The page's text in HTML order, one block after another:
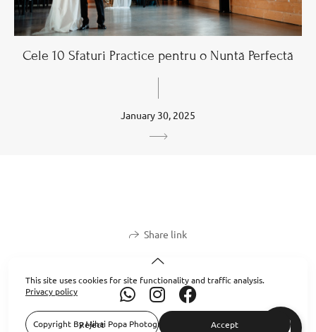
Cele 10 Sfaturi Practice pentru o Nuntă Perfectă
January 30, 2025
Share link
Copyright By Mihai Popa Photography 2026. All Rights Reserved.
This site uses cookies for site functionality and traffic analysis.
Privacy policy
Reject Accept